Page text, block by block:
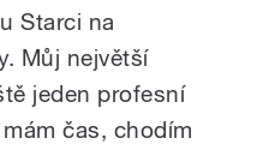
Starci na
Můj největší
jeden profesní
čas, chodím